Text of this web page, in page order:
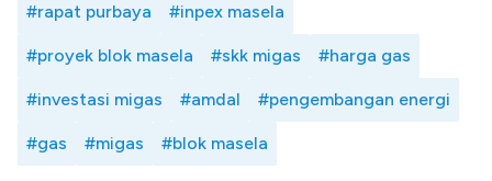
#rapat purbaya #inpex masela
#proyek blok masela #skk migas #harga gas
#investasi migas #amdal #pengembangan energi
#gas #migas #blok masela